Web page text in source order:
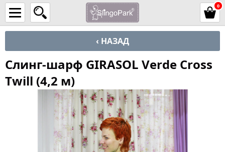
0
‹ НАЗАД
Слинг-шарф GIRASOL Verde Cross
Twill (4,2 м)